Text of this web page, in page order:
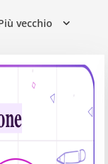
vecchio